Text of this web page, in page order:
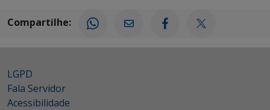
Compartilhe:
LGPD
Fala Servidor
Acessibilidade